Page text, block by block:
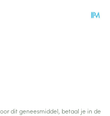
dit geneesmiddel, betaal je in de